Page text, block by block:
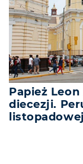
Papież
diecezji.